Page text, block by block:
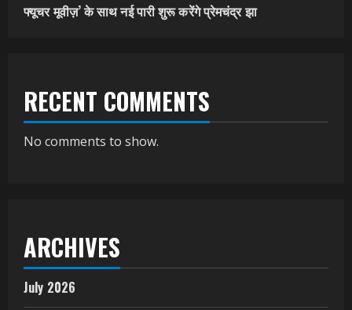
फ्यूचर मूवीज़’ के साथ नई पारी शुरू करेंगे प्रेमचंद्र झा
RECENT COMMENTS
No comments to show.
ARCHIVES
July 2026